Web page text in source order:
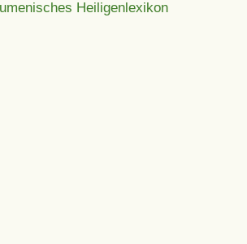
Heiligenlexikon